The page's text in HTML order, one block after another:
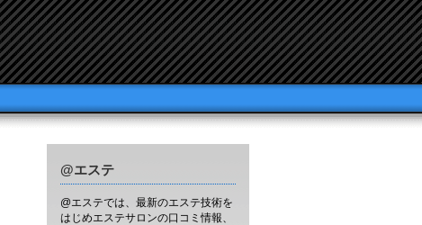
@エステ
@エステでは、最新のエステ技術を
はじめエステサロンの口コミ情報、